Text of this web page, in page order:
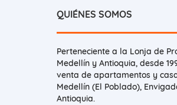
QUIÉNES SOMOS
Perteneciente a la Lonja de
Medellín y Antioquia, desde
venta de apartamentos y
Medellín (El Poblado),
Antioquia.